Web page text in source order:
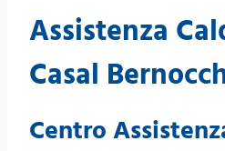
Assistenza
Casal
Centro